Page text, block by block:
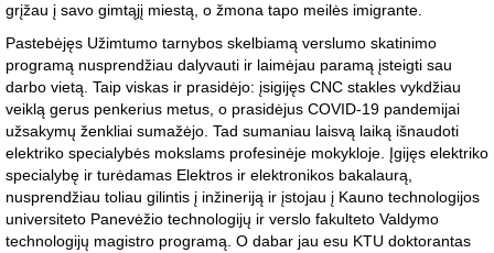
grįžau į savo gimtąjį miestą, o žmona tapo meilės imigrante.
Pastebėjęs Užimtumo tarnybos skelbiamą verslumo skatinimo
programą nusprendžiau dalyvauti ir laimėjau paramą įsteigti sau
darbo vietą. Taip viskas ir prasidėjo: įsigijęs CNC stakles vykdžiau
veiklą gerus penkerius metus, o prasidėjus COVID-19 pandemijai
užsakymų ženkliai sumažėjo. Tad sumaniau laisvą laiką išnaudoti
elektriko specialybės mokslams profesinėje mokykloje. Įgijęs elektriko
specialybę ir turėdamas Elektros ir elektronikos bakalaurą,
nusprendžiau toliau gilintis į inžineriją ir įstojau į Kauno technologijos
universiteto Panevėžio technologijų ir verslo fakulteto Valdymo
technologijų magistro programą. O dabar jau esu KTU doktorantas